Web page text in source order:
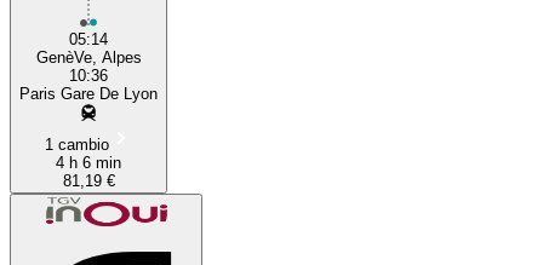
05:14
GenèVe, Alpes
10:36
Paris Gare De Lyon
1 cambio
4 h 6 min
81,19 €